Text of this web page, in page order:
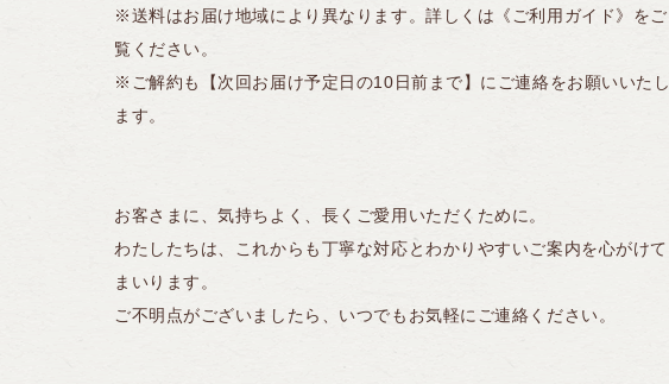
※送料はお届け地域により異なります。詳しくは《ご利用ガイド》をご
覧ください。
※ご解約も【次回お届け予定日の10日前まで】にご連絡をお願いいたし
ます。
お客さまに、気持ちよく、長くご愛用いただくために。
わたしたちは、これからも丁寧な対応とわかりやすいご案内を心がけて
まいります。
ご不明点がございましたら、いつでもお気軽にご連絡ください。